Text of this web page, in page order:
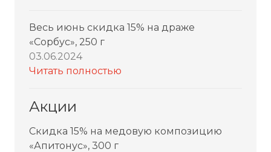
Весь июнь скидка 15% на драже
«Сорбус», 250 г
03.06.2024
Читать полностью
Акции
Скидка 15% на медовую композицию
«Апитонус», 300 г